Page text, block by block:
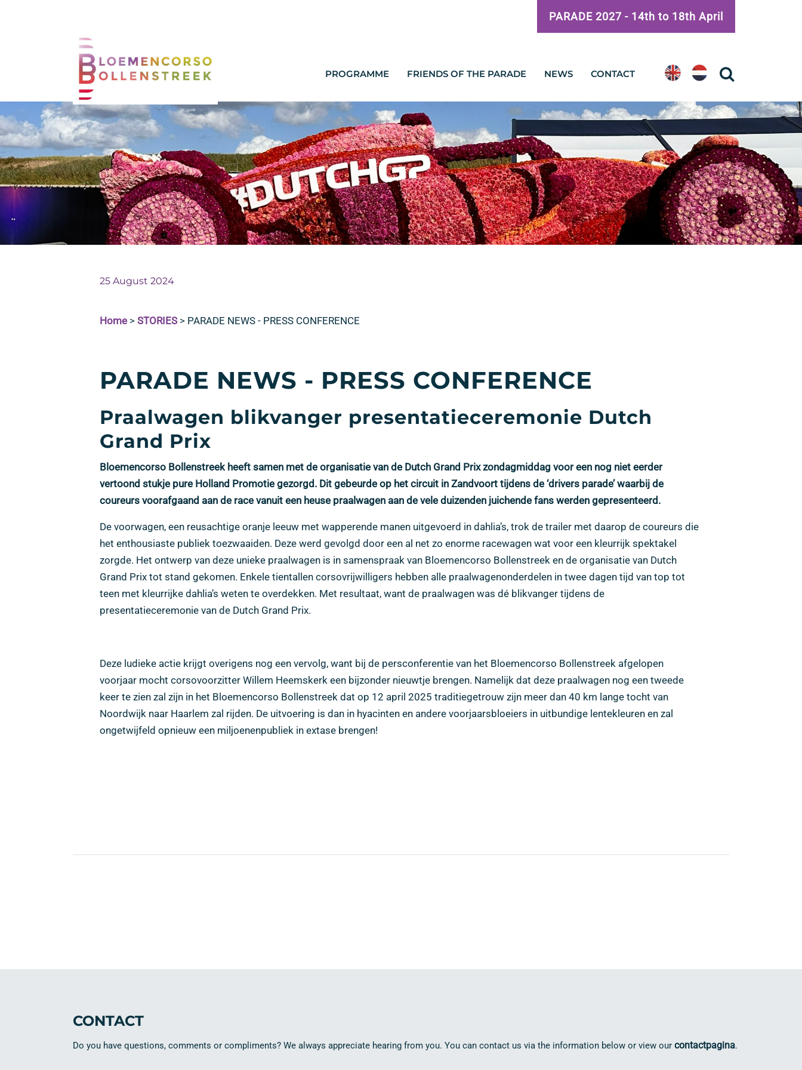
PARADE 2027 - 14th to 18th April
PROGRAMME FRIENDS OF THE PARADE NEWS CONTACT
25 August 2024
Home > STORIES > PARADE NEWS - PRESS CONFERENCE
PARADE NEWS - PRESS CONFERENCE
Praalwagen blikvanger presentatieceremonie Dutch
Grand Prix
Bloemencorso Bollenstreek heeft samen met de organisatie van de Dutch Grand Prix zondagmiddag voor een nog niet eerder
vertoond stukje pure Holland Promotie gezorgd. Dit gebeurde op het circuit in Zandvoort tijdens de ‘drivers parade’ waarbij de
coureurs voorafgaand aan de race vanuit een heuse praalwagen aan de vele duizenden juichende fans werden gepresenteerd.
De voorwagen, een reusachtige oranje leeuw met wapperende manen uitgevoerd in dahlia’s, trok de trailer met daarop de coureurs die
het enthousiaste publiek toezwaaiden. Deze werd gevolgd door een al net zo enorme racewagen wat voor een kleurrijk spektakel
zorgde. Het ontwerp van deze unieke praalwagen is in samenspraak van Bloemencorso Bollenstreek en de organisatie van Dutch
Grand Prix tot stand gekomen. Enkele tientallen corsovrijwilligers hebben alle praalwagenonderdelen in twee dagen tijd van top tot
teen met kleurrijke dahlia’s weten te overdekken. Met resultaat, want de praalwagen was dé blikvanger tijdens de
presentatieceremonie van de Dutch Grand Prix.
Deze ludieke actie krijgt overigens nog een vervolg, want bij de persconferentie van het Bloemencorso Bollenstreek afgelopen
voorjaar mocht corsovoorzitter Willem Heemskerk een bijzonder nieuwtje brengen. Namelijk dat deze praalwagen nog een tweede
keer te zien zal zijn in het Bloemencorso Bollenstreek dat op 12 april 2025 traditiegetrouw zijn meer dan 40 km lange tocht van
Noordwijk naar Haarlem zal rijden. De uitvoering is dan in hyacinten en andere voorjaarsbloeiers in uitbundige lentekleuren en zal
ongetwijfeld opnieuw een miljoenenpubliek in extase brengen!
CONTACT
Do you have questions, comments or compliments? We always appreciate hearing from you. You can contact us via the information below or view our contactpagina.